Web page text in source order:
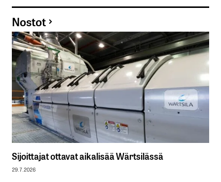
Nostot
Sijoittajat ottavat aikalisää Wärtsilässä
29.7.2026